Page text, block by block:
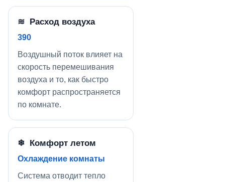
≋ Расход воздуха
390
Воздушный поток влияет на
скорость перемешивания
воздуха и то, как быстро
комфорт распространяется
по комнате.
❄ Комфорт летом
Охлаждение комнаты
Система отводит тепло